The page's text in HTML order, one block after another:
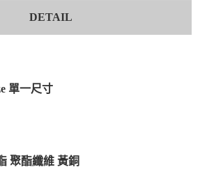
DETAIL
單一尺寸
聚酯纖維 黃銅